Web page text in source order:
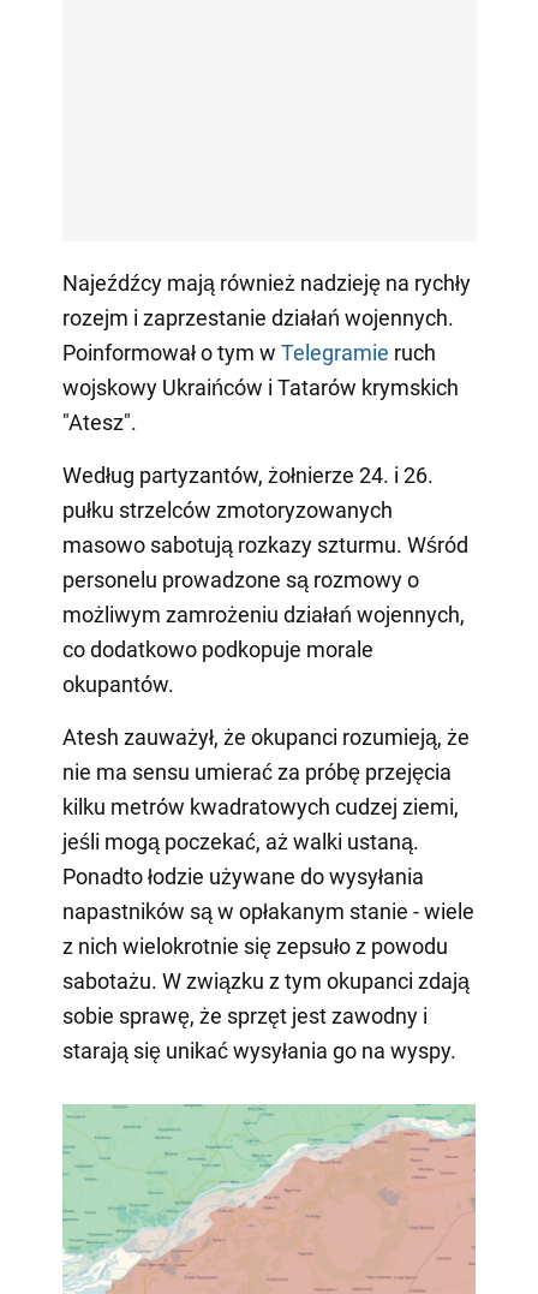
Najeźdźcy mają również nadzieję na rychły
rozejm i zaprzestanie działań wojennych.
Poinformował o tym w Telegramie ruch
wojskowy Ukraińców i Tatarów krymskich
"Atesz".
Według partyzantów, żołnierze 24. i 26.
pułku strzelców zmotoryzowanych
masowo sabotują rozkazy szturmu. Wśród
personelu prowadzone są rozmowy o
możliwym zamrożeniu działań wojennych,
co dodatkowo podkopuje morale
okupantów.
Atesh zauważył, że okupanci rozumieją, że
nie ma sensu umierać za próbę przejęcia
kilku metrów kwadratowych cudzej ziemi,
jeśli mogą poczekać, aż walki ustaną.
Ponadto łodzie używane do wysyłania
napastników są w opłakanym stanie - wiele
z nich wielokrotnie się zepsuło z powodu
sabotażu. W związku z tym okupanci zdają
sobie sprawę, że sprzęt jest zawodny i
starają się unikać wysyłania go na wyspy.